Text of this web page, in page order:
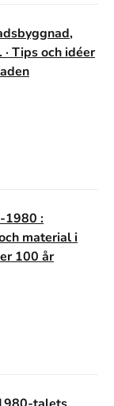
Tips och idéer
1980 :
material i
100 år